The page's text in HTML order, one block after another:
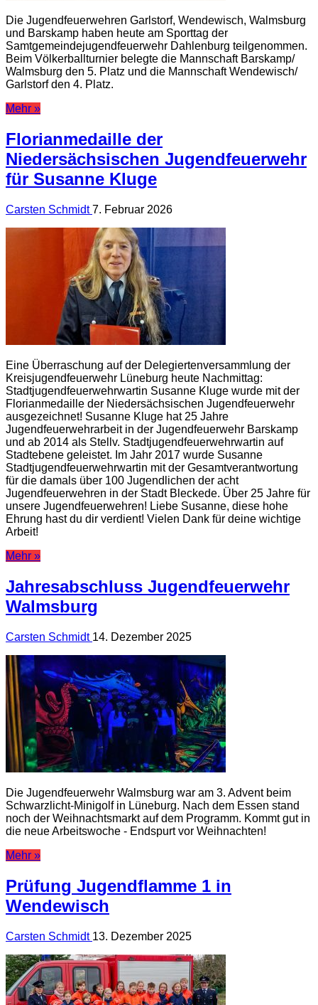
Die Jugendfeuerwehren Garlstorf, Wendewisch, Walmsburg
und Barskamp haben heute am Sporttag der
Samtgemeindejugendfeuerwehr Dahlenburg teilgenommen.
Beim Völkerballturnier belegte die Mannschaft Barskamp/
Walmsburg den 5. Platz und die Mannschaft Wendewisch/
Garlstorf den 4. Platz.
Mehr »
Florianmedaille der
Niedersächsischen Jugendfeuerwehr
für Susanne Kluge
Carsten Schmidt7. Februar 2026
Eine Überraschung auf der Delegiertenversammlung der
Kreisjugendfeuerwehr Lüneburg heute Nachmittag:
Stadtjugendfeuerwehrwartin Susanne Kluge wurde mit der
Florianmedaille der Niedersächsischen Jugendfeuerwehr
ausgezeichnet! Susanne Kluge hat 25 Jahre
Jugendfeuerwehrarbeit in der Jugendfeuerwehr Barskamp
und ab 2014 als Stellv. Stadtjugendfeuerwehrwartin auf
Stadtebene geleistet. Im Jahr 2017 wurde Susanne
Stadtjugendfeuerwehrwartin mit der Gesamtverantwortung
für die damals über 100 Jugendlichen der acht
Jugendfeuerwehren in der Stadt Bleckede. Über 25 Jahre für
unsere Jugendfeuerwehren! Liebe Susanne, diese hohe
Ehrung hast du dir verdient! Vielen Dank für deine wichtige
Arbeit!
Mehr »
Jahresabschluss Jugendfeuerwehr
Walmsburg
Carsten Schmidt 14. Dezember 2025
Die Jugendfeuerwehr Walmsburg war am 3. Advent beim
Schwarzlicht-Minigolf in Lüneburg. Nach dem Essen stand
noch der Weihnachtsmarkt auf dem Programm. Kommt gut in
die neue Arbeitswoche - Endspurt vor Weihnachten!
Mehr »
Prüfung Jugendflamme 1 in
Wendewisch
Carsten Schmidt 13. Dezember 2025